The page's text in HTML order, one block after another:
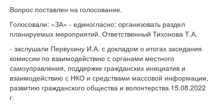
Вопрос поставлен на голосование.
Голосовали: «ЗА» - единогласно: организовать раздел
планируемых мероприятий. Ответственный Тихонова Т.А.
- заслушали Первухину И.А. с докладом о итогах заседания
комиссии по взаимодействию с органами местного
самоуправления, поддержке гражданских инициатив и
взаимодействию с НКО и средствами массовой информации,
развитию гражданского общества и волонтерства 15.08.2022
г.